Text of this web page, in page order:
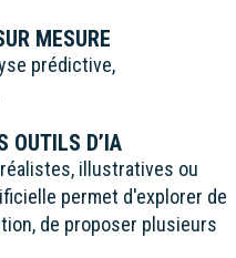
MESURE
prédictive,
OUTILS D’IA
illustratives ou
permet d'explorer de
de proposer plusieurs